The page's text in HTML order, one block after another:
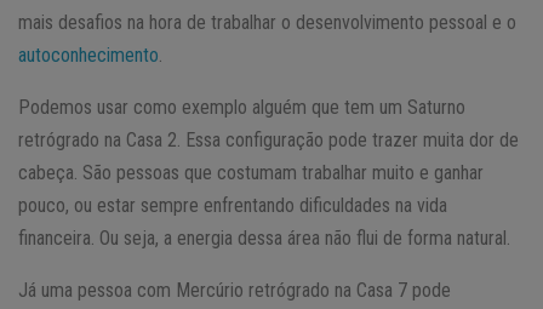
mais desafios na hora de trabalhar o desenvolvimento pessoal e o
autoconhecimento
Podemos usar como exemplo alguém que tem um Saturno
retrógrado na Casa 2. Essa configuração pode trazer muita dor de
cabeça. São pessoas que costumam trabalhar muito e ganhar
pouco, ou estar sempre enfrentando dificuldades na vida
financeira. Ou seja, a energia dessa área não flui de forma natural.
Já uma pessoa com Mercúrio retrógrado na Casa 7 pode